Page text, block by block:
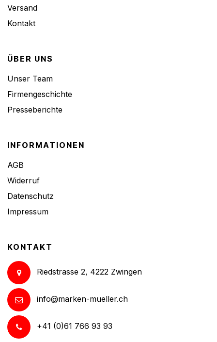
Versand
Kontakt
ÜBER UNS
Unser Team
Firmengeschichte
Presseberichte
INFORMATIONEN
AGB
Widerruf
Datenschutz
Impressum
KONTAKT
Riedstrasse 2, 4222 Zwingen
info@marken-mueller.ch
+41 (0)61 766 93 93